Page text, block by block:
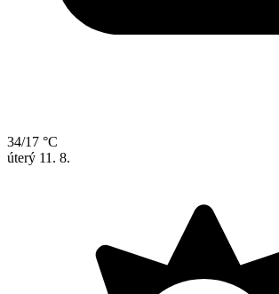
34/17 °C
úterý 11. 8.